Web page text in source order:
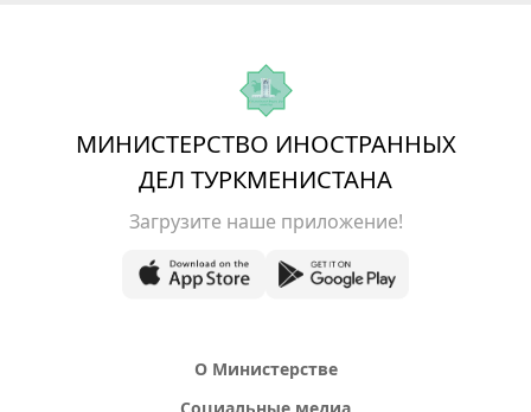
МИНИСТЕРСТВО ИНОСТРАННЫХ
ДЕЛ ТУРКМЕНИСТАНА
Загрузите наше приложение!
О Министерстве